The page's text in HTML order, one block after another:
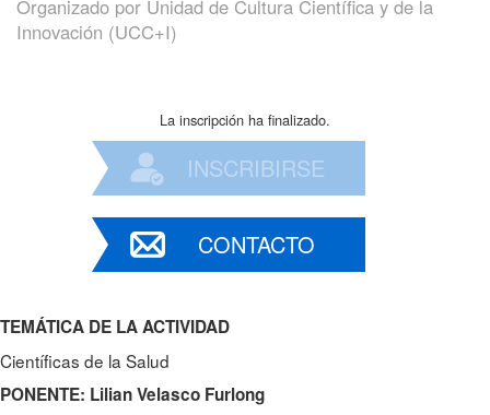
Organizado por Unidad de Cultura Científica y de la
Innovación (UCC+I)
La inscripción ha finalizado.
INSCRIBIRSE
CONTACTO
TEMÁTICA DE LA ACTIVIDAD
Científicas de la Salud
PONENTE: Lilian Velasco Furlong